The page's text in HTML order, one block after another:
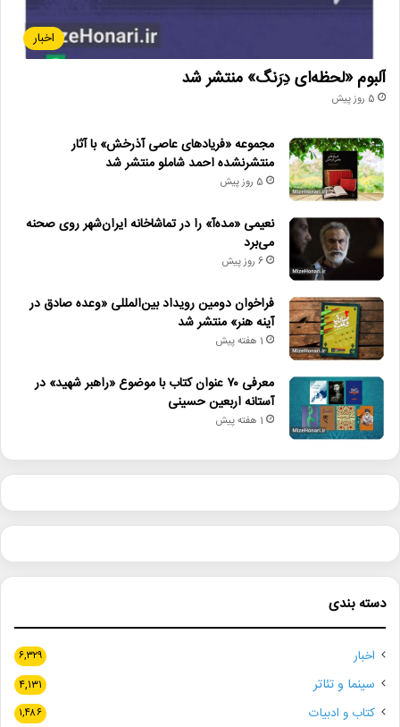
اخبار
آلبوم «لحظه‌ای دِرَنگ» منتشر شد
5 روز پیش
مجموعه «فریادهای عاصی آذرخش» با آثار
منتشرنشده احمد شاملو منتشر شد
5 روز پیش
نعیمی «مده‌آ» را در تماشاخانه ایران‌شهر روی صحنه
می‌برد
6 روز پیش
فراخوان دومین رویداد بین‌المللی «وعده صادق در
آینه هنر» منتشر شد
1 هفته پیش
معرفی ۷۰ عنوان کتاب با موضوع «راهبر شهید» در
آستانه اربعین حسینی
1 هفته پیش
دسته بندی
اخبار ۶,۳۲۹
سینما و تئاتر ۴,۱۳۱
کتاب و ادبیات ۱,۴۸۶